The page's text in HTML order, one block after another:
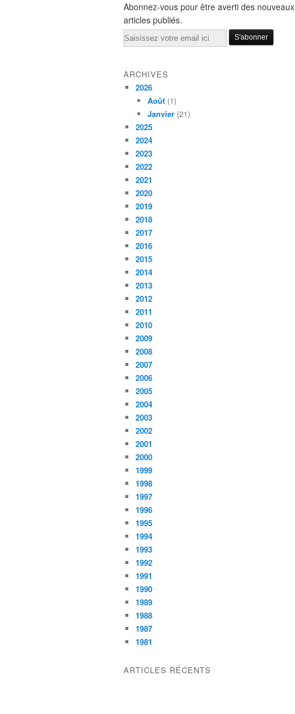
Abonnez-vous pour être averti des nouveaux
articles publiés.
Email
ARCHIVES
2026
Août (1)
Janvier (21)
2025
2024
2023
2022
2021
2020
2019
2018
2017
2016
2015
2014
2013
2012
2011
2010
2009
2008
2007
2006
2005
2004
2003
2002
2001
2000
1999
1998
1997
1996
1995
1994
1993
1992
1991
1990
1989
1988
1987
1981
ARTICLES RÉCENTS